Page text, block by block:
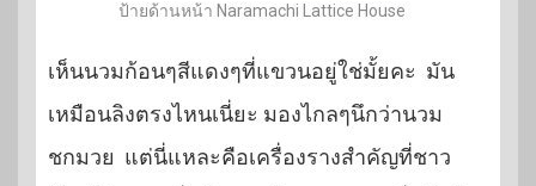
ป้ายด้านหน้า Naramachi Lattice House
เห็นนวมก้อนๆสีแดงๆที่แขวนอยู่ใช่มั้ยคะ มัน
เหมือนลิงตรงไหนเนี่ยะ มองไกลๆนึกว่านวม
ชกมวย แต่นี่แหละคือเครื่องรางสำคัญที่ชาว